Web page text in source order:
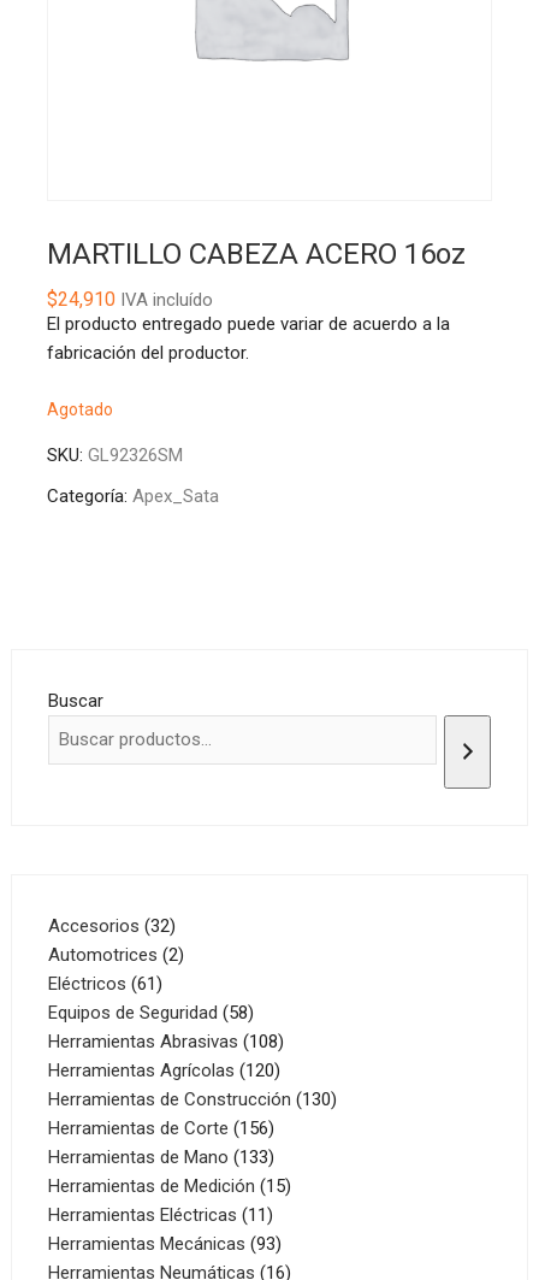
MARTILLO CABEZA ACERO 16oz
$24,910IVA incluído
El producto entregado puede variar de acuerdo a la
fabricación del productor.
Agotado
SKU: GL92326SM
Categoría: Apex_Sata
Buscar
Accesorios 3232
productos
Automotrices 22
Eléctricos 6161
productos
Equipos de Seguridad 5858
productos
Herramientas Abrasivas 108108
productos
Herramientas Agrícolas 120120
productos
Herramientas de Construcción 130130
Herramientas de Corte 156156
productos
Herramientas de Mano 133133
productos
Herramientas de Medición 1515
Herramientas Eléctricas 1111
productos
Herramientas Mecánicas 9393
productos
Herramientas Neumáticas 1616